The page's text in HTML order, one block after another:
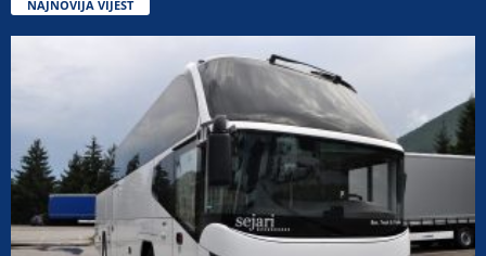
NAJNOVIJA VIJEST